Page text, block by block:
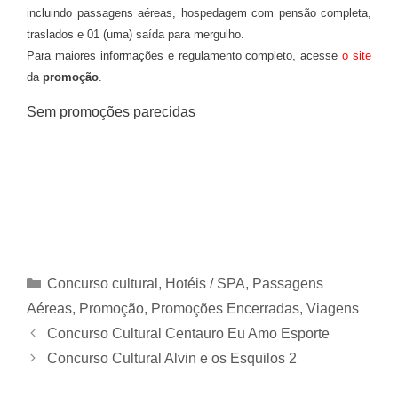
incluindo passagens aéreas, hospedagem com pensão completa,
traslados e 01 (uma) saída para mergulho.
Para maiores informações e regulamento completo, acesseo site
da promoção.
Sem promoções parecidas
Categorias
Concurso cultural , Hotéis / SPA, Passagens
Aéreas, Promoção, Promoções Encerradas, Viagens
Concurso Cultural Centauro Eu Amo Esporte
Concurso Cultural Alvin e os Esquilos 2